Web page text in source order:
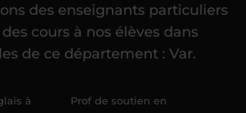
candidature validée,mon
confie mes premiers
un délai de6 jours
des enseignants particuliers
cours à nos élèves dans
de ce département : Var.
à
Prof de soutien en